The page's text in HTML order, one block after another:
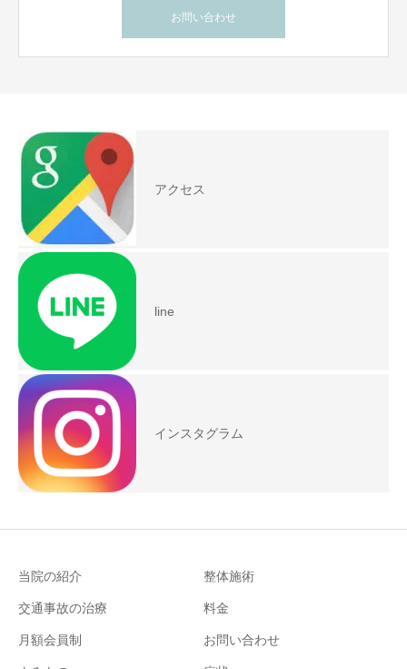
お問い合わせ
アクセス
line
インスタグラム
当院の紹介 整体施術
交通事故の治療 料金
月額会員制 お問い合わせ